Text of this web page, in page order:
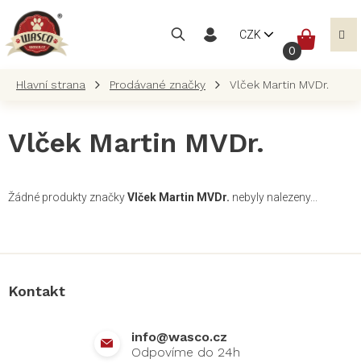
obsah
CZK
Prodávané značky Vlček Martin MVDr.
Vlček Martin MVDr.
Žádné produkty značkyVlček Martin MVDr. nebyly nalezeny...
Kontakt
info@wasco.cz